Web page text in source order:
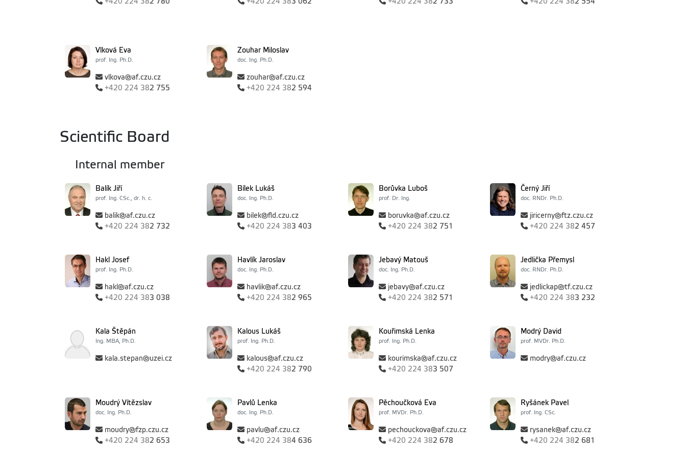
Vlková Eva
prof. Ing. Ph.D.
vlkova@af.czu.cz
+420 224 382 755
Zouhar Miloslav
doc. Ing. Ph.D.
zouhar@af.czu.cz
+420 224 382 594
Scientific Board
Internal member
Balík Jiří
prof. Ing. CSc., dr. h. c.
balik@af.czu.cz
+420 224 382 732
Bílek Lukáš
doc. Ing. Ph.D.
bilek@fld.czu.cz
+420 224 383 403
Borůvka Luboš
prof. Dr. Ing.
boruvka@af.czu.cz
+420 224 382 751
Černý Jiří
doc. RNDr. Ph.D.
jiricerny@ftz.czu.cz
+420 224 382 457
Hakl Josef
prof. Ing. Ph.D.
hakl@af.czu.cz
+420 224 383 038
Havlík Jaroslav
doc. Ing. Ph.D.
havlik@af.czu.cz
+420 224 382 965
Jebavý Matouš
doc. Ing. Ph.D.
jebavy@af.czu.cz
+420 224 382 571
Jedlička Přemysl
doc. RNDr. Ph.D.
jedlickap@tf.czu.cz
+420 224 383 232
Kala Štěpán
Ing. MBA, Ph.D.
kala.stepan@uzei.cz
Kalous Lukáš
prof. Ing. Ph.D.
kalous@af.czu.cz
+420 224 382 790
Kouřimská Lenka
prof. Ing. Ph.D.
kourimska@af.czu.cz
+420 224 383 507
Modrý David
prof. MVDr. Ph.D.
modry@af.czu.cz
Moudrý Vítězslav
doc. Ing. Ph.D.
moudry@fzp.czu.cz
+420 224 382 653
Pavlů Lenka
doc. Ing. Ph.D.
pavlu@af.czu.cz
+420 224 384 636
Pěchoučková Eva
prof. MVDr. Ph.D.
pechouckova@af.czu.cz
+420 224 382 678
Ryšánek Pavel
prof. Ing. CSc.
rysanek@af.czu.cz
+420 224 382 681